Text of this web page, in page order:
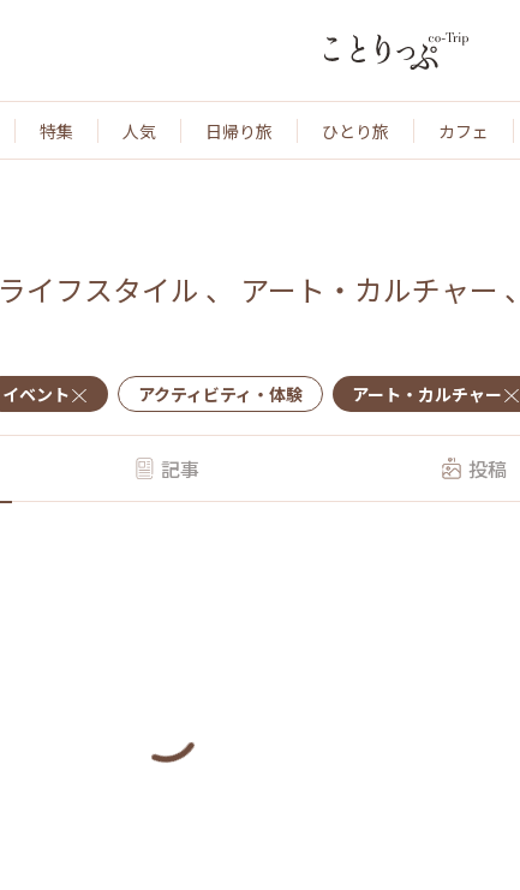
特集 人気 日帰り旅 ひとり旅 カフェ
ライフスタイル 、 アート・カルチャー 、
イベント アクティビティ・体験 アート・カルチャー
記事 投稿